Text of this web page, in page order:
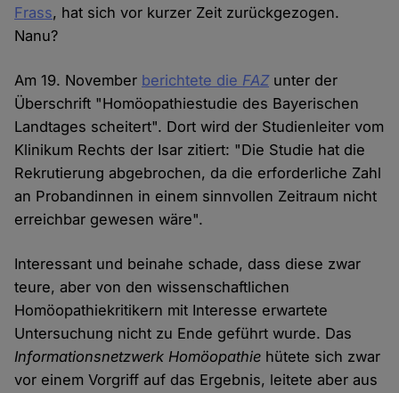
Frass, hat sich vor kurzer Zeit zurückgezogen.
Nanu?
Am 19. November berichtete die FAZunter der
Überschrift "Homöopathiestudie des Bayerischen
Landtages scheitert". Dort wird der Studienleiter vom
Klinikum Rechts der Isar zitiert: "Die Studie hat die
Rekrutierung abgebrochen, da die erforderliche Zahl
an Probandinnen in einem sinnvollen Zeitraum nicht
erreichbar gewesen wäre".
Interessant und beinahe schade, dass diese zwar
teure, aber von den wissenschaftlichen
Homöopathiekritikern mit Interesse erwartete
Untersuchung nicht zu Ende geführt wurde. Das
Informationsnetzwerk Homöopathie hütete sich zwar
vor einem Vorgriff auf das Ergebnis, leitete aber aus